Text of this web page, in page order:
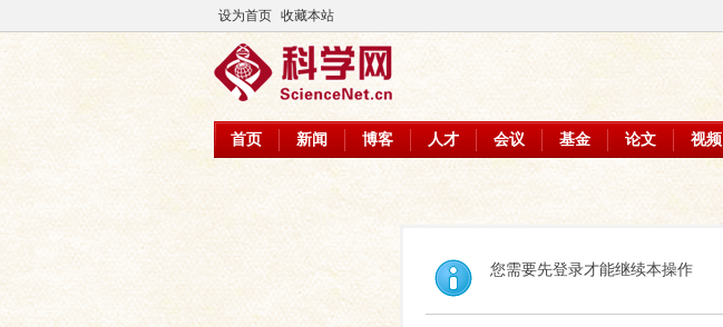
设为首页 收藏本站
首页 新闻 博客 人才 会议 基金 论文 视频
您需要先登录才能继续本操作